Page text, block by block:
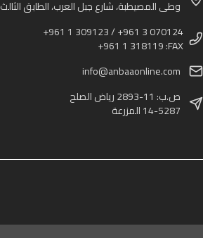
وطى المصيطبة، شارع جبل العرب، الطابق الثالث
+961 1 309123 / +961 3 070124
+961 1 318119 :FAX
info@anbaaonline.com
ص.ب: 11-2893 رياض الصلح
14-5287 المزرعة